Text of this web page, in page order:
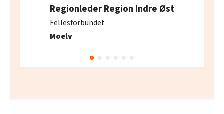
Regionleder Region Indre Øst
Fellesforbundet
Moelv